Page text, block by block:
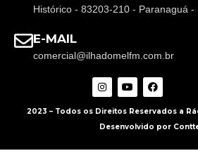
Histórico - 83203-210 - Paranaguá -
E-MAIL
comercial@ilhadomelfm.com.br
2023 – Todos os Direitos Reservados a
Desenvolvido por